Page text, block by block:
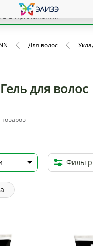
в приложении
Для волос
для волос